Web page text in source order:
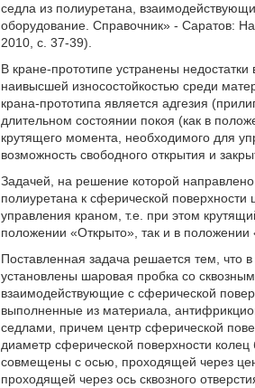
седла из полиуретана,
оборудование. Справочник» - Саратов:
2010, с. 37-39).
В кране-прототипе устранены
наивысшей износостойкостью среди
крана-прототипа является адгезия
длительном состоянии покоя (как в
крутящего момента, необходимого для
возможность свободного открытия и
Задачей, на решение которой
полиуретана к сферической
управления краном, т.е. при этом
положении «Открыто», так и в положении
Поставленная задача решается тем,
установлены шаровая пробка со
взаимодействующие с сферической
выполненные из материала,
седлами, причем центр сферической
диаметр сферической поверхности
совмещены с осью, проходящей через
проходящей через ось сквозного